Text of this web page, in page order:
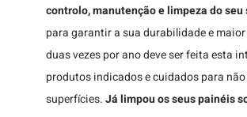
controlo, manutenção e limpeza do
para garantir a sua durabilidade e
duas vezes por ano deve ser feita esta
produtos indicados e cuidados para
superfícies.Já limpou os seus painéis